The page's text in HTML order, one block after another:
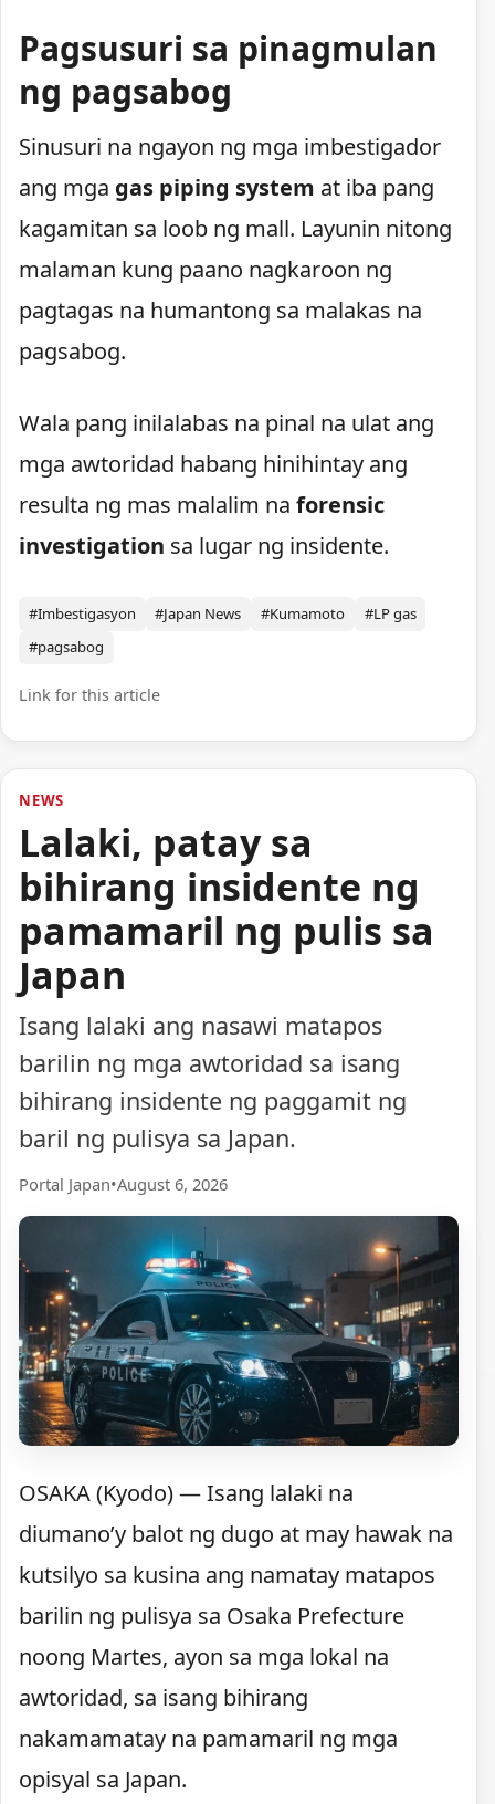
Pagsusuri sa pinagmulan
ng pagsabog
Sinusuri na ngayon ng mga imbestigador
ang mga gas piping system at iba pang
kagamitan sa loob ng mall. Layunin nitong
malaman kung paano nagkaroon ng
pagtagas na humantong sa malakas na
pagsabog.
Wala pang inilalabas na pinal na ulat ang
mga awtoridad habang hinihintay ang
resulta ng mas malalim na forensic
investigation sa lugar ng insidente.
#Imbestigasyon #Japan News #Kumamoto
#LP gas
#pagsabog
Link for this article
NEWS
Lalaki, patay sa
bihirang insidente ng
pamamaril ng pulis sa
Japan
Isang lalaki ang nasawi matapos
barilin ng mga awtoridad sa isang
bihirang insidente ng paggamit ng
baril ng pulisya sa Japan.
Portal Japan•August 6, 2026
OSAKA (Kyodo) — Isang lalaki na
diumano’y balot ng dugo at may hawak na
kutsilyo sa kusina ang namatay matapos
barilin ng pulisya sa Osaka Prefecture
noong Martes, ayon sa mga lokal na
awtoridad, sa isang bihirang
nakamamatay na pamamaril ng mga
opisyal sa Japan.